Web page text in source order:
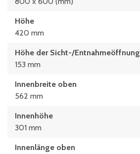
Höhe
420 mm
Höhe der Sicht-/Entnahmeöffnung
153 mm
Innenbreite oben
562 mm
Innenhöhe
301 mm
Innenlänge oben